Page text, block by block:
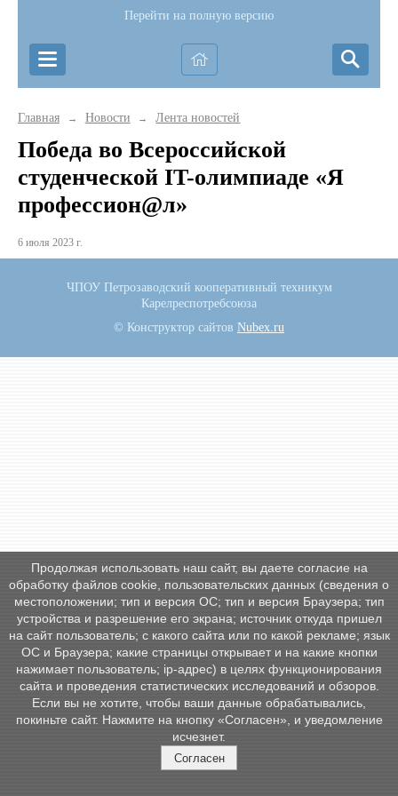
Перейти на полную версию
Главная → Новости → Лента новостей
Победа во Всероссийской
студенческой IT-олимпиаде «Я
профессион@л»
6 июля 2023 г.
ЧПОУ Петрозаводский кооперативный техникум
Карелреспотребсоюза
© Конструктор сайтов Nubex.ru
Продолжая использовать наш сайт, вы даете согласие на
обработку файлов cookie, пользовательских данных (сведения о
местоположении; тип и версия ОС; тип и версия Браузера; тип
устройства и разрешение его экрана; источник откуда пришел
на сайт пользователь; с какого сайта или по какой рекламе; язык
ОС и Браузера; какие страницы открывает и на какие кнопки
нажимает пользователь; ip-адрес) в целях функционирования
сайта и проведения статистических исследований и обзоров.
Если вы не хотите, чтобы ваши данные обрабатывались,
покиньте сайт. Нажмите на кнопку «Согласен», и уведомление
исчезнет.
Согласен